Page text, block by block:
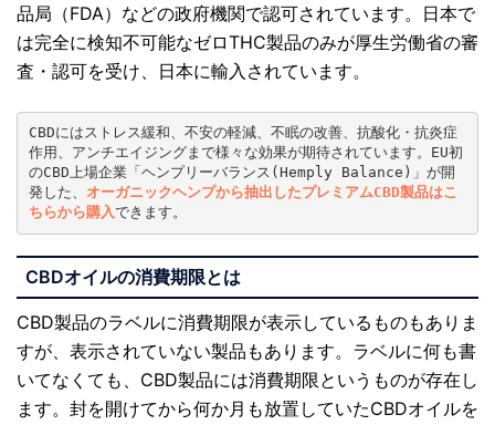
品局（FDA）などの政府機関で認可されています。日本で
は完全に検知不可能なゼロTHC製品のみが厚生労働省の審
査・認可を受け、日本に輸入されています。
CBDにはストレス緩和、不安の軽減、不眠の改善、抗酸化・抗炎症
作用、アンチエイジングまで様々な効果が期待されています。EU初
のCBD上場企業「ヘンプリーバランス(Hemply Balance)」が開
発した、 オーガニックヘンプから抽出したプレミアムCBD製品はこ
ちらから購入
CBDオイルの消費期限とは
CBD製品のラベルに消費期限が表示しているものもありま
すが、表示されていない製品もあります。ラベルに何も書
いてなくても、CBD製品には消費期限というものが存在し
ます。封を開けてから何か月も放置していたCBDオイルを